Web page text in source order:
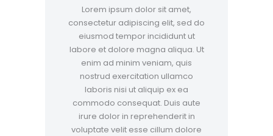
Lorem ipsum dolor sit amet,
consectetur adipiscing elit, sed do
eiusmod tempor incididunt ut
labore et dolore magna aliqua. Ut
enim ad minim veniam, quis
nostrud exercitation ullamco
laboris nisi ut aliquip ex ea
commodo consequat. Duis aute
irure dolor in reprehenderit in
voluptate velit esse cillum dolore